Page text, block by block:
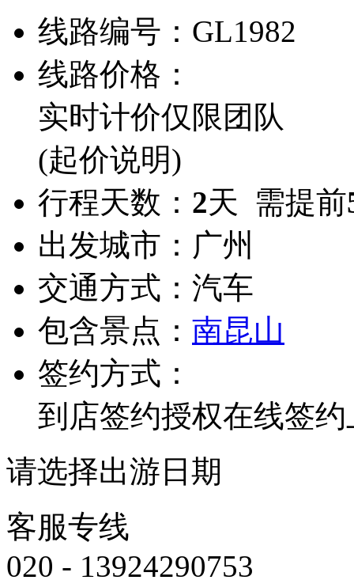
线路编号： GL1982
线路价格：
实时计价仅限团队
(起价说明)
行程天数： 2天 需提前
出发城市： 广州
交通方式： 汽车
包含景点： 南昆山
签约方式：
到店签约授权在线签约
请选择出游日期
客服专线
020 - 13924290753